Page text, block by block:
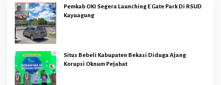
Pemkab OKI Segera Launching E Gate Park Di RSUD
Kayuagung
Situs Bebeli Kabupaten Bekasi Diduga Ajang
Korupsi Oknum Pejabat